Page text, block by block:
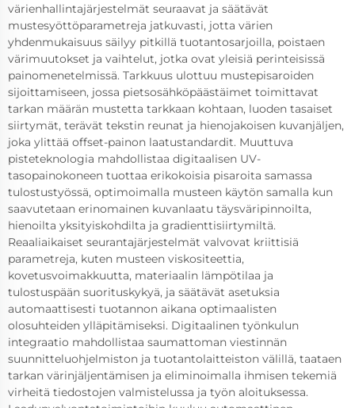
värienhallintajärjestelmät seuraavat ja säätävät
mustesyöttöparametreja jatkuvasti, jotta värien
yhdenmukaisuus säilyy pitkillä tuotantosarjoilla, poistaen
värimuutokset ja vaihtelut, jotka ovat yleisiä perinteisissä
painomenetelmissä. Tarkkuus ulottuu mustepisaroiden
sijoittamiseen, jossa pietsosähköpäästäimet toimittavat
tarkan määrän mustetta tarkkaan kohtaan, luoden tasaiset
siirtymät, terävät tekstin reunat ja hienojakoisen kuvanjäljen,
joka ylittää offset-painon laatustandardit. Muuttuva
pisteteknologia mahdollistaa digitaalisen UV-
tasopainokoneen tuottaa erikokoisia pisaroita samassa
tulostustyössä, optimoimalla musteen käytön samalla kun
saavutetaan erinomainen kuvanlaatu täysväripinnoilta,
hienoilta yksityiskohdilta ja gradienttisiirtymiltä.
Reaaliaikaiset seurantajärjestelmät valvovat kriittisiä
parametreja, kuten musteen viskositeettia,
kovetusvoimakkuutta, materiaalin lämpötilaa ja
tulostuspään suorituskykyä, ja säätävät asetuksia
automaattisesti tuotannon aikana optimaalisten
olosuhteiden ylläpitämiseksi. Digitaalinen työnkulun
integraatio mahdollistaa saumattoman viestinnän
suunnitteluohjelmiston ja tuotantolaitteiston välillä, taataen
tarkan värinjäljentämisen ja eliminoimalla ihmisen tekemiä
virheitä tiedostojen valmistelussa ja työn aloituksessa.